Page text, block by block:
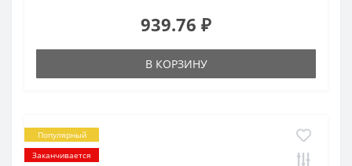
939.76 ₽
В КОРЗИНУ
Популярный
Заканчивается